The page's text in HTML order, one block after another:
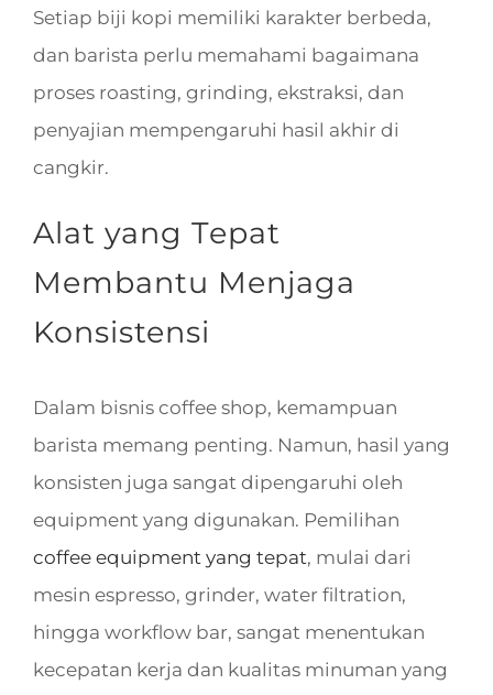
Setiap biji kopi memiliki karakter berbeda,
dan barista perlu memahami bagaimana
proses roasting, grinding, ekstraksi, dan
penyajian mempengaruhi hasil akhir di
cangkir.
Alat yang Tepat
Membantu Menjaga
Konsistensi
Dalam bisnis coffee shop, kemampuan
barista memang penting. Namun, hasil yang
konsisten juga sangat dipengaruhi oleh
equipment yang digunakan. Pemilihan
coffee equipment yang tepat, mulai dari
mesin espresso, grinder, water filtration,
hingga workflow bar, sangat menentukan
kecepatan kerja dan kualitas minuman yang